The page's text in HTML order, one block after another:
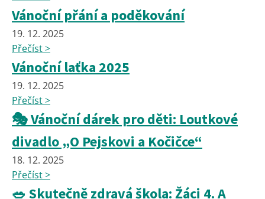
Vánoční přání a poděkování
19. 12. 2025
Přečíst >
Vánoční laťka 2025
19. 12. 2025
Přečíst >
🎭 Vánoční dárek pro děti: Loutkové
divadlo „O Pejskovi a Kočičce“
18. 12. 2025
Přečíst >
🥗 Skutečně zdravá škola: Žáci 4. A